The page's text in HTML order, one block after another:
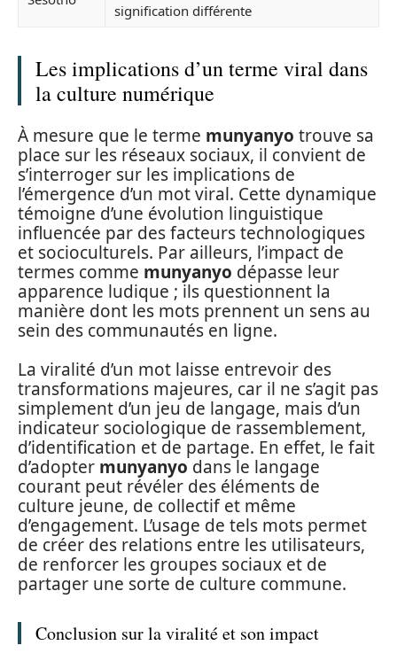
signification différente
Les implications d’un terme viral dans
la culture numérique
À mesure que le terme munyanyo trouve sa
place sur les réseaux sociaux, il convient de
s’interroger sur les implications de
l’émergence d’un mot viral. Cette dynamique
témoigne d’une évolution linguistique
influencée par des facteurs technologiques
et socioculturels. Par ailleurs, l’impact de
termes comme munyanyo dépasse leur
apparence ludique ; ils questionnent la
manière dont les mots prennent un sens au
sein des communautés en ligne.
La viralité d’un mot laisse entrevoir des
transformations majeures, car il ne s’agit pas
simplement d’un jeu de langage, mais d’un
indicateur sociologique de rassemblement,
d’identification et de partage. En effet, le fait
d’adopter munyanyo dans le langage
courant peut révéler des éléments de
culture jeune, de collectif et même
d’engagement. L’usage de tels mots permet
de créer des relations entre les utilisateurs,
de renforcer les groupes sociaux et de
partager une sorte de culture commune.
Conclusion sur la viralité et son impact